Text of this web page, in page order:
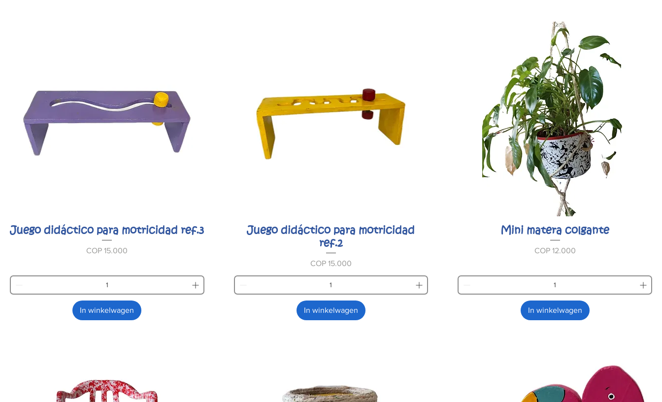
Juego didáctico para motricidad ref.3
Prijs
COP 15.000
In winkelwagen
Juego didáctico para motricidad
ref.2
Prijs
COP 15.000
In winkelwagen
Mini matera colgante
Prijs
COP 12.000
In winkelwagen